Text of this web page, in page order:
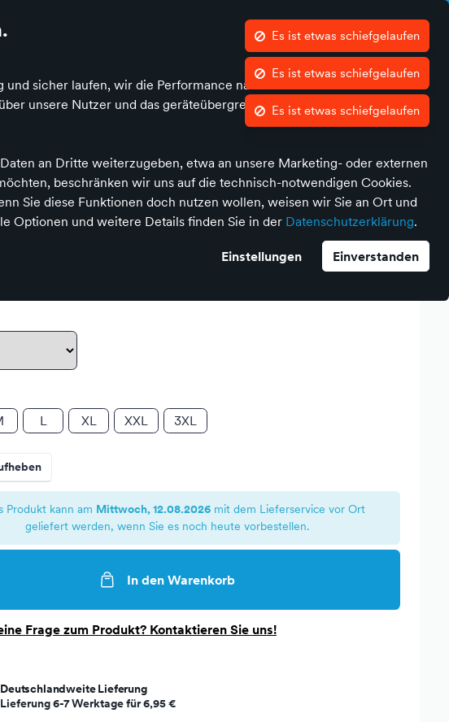
sicher laufen, wir die Performance nachvollziehen und Ihnen in
unsere Nutzer und das geräteübergreifende Verhalten in Bezug auf
an Dritte weiterzugeben, etwa an unsere Marketing- oder externen
beschränken wir uns auf die technisch-notwendigen Cookies.
Sie diese Funktionen doch nutzen wollen, weisen wir Sie an Ort und
Optionen und weitere Details finden Sie in der Datenschutzerklärung.
Einstellungen Einverstanden
Mein Konto
Jetzt mitmachen!
Executive Waistcoat
L XL XXL 3XL
Produkt kann am Mittwoch, 12.08.2026mit dem Lieferservice vor Ort
geliefert werden, wenn Sie es noch heute vorbestellen.
In den Warenkorb
Frage zum Produkt? Kontaktieren Sie uns!
Deutschlandweite Lieferung
Lieferung 6-7 Werktage für6,95 €
Es ist etwas schiefgelaufen
Es ist etwas schiefgelaufen
Es ist etwas schiefgelaufen